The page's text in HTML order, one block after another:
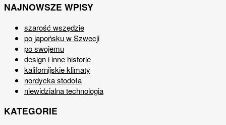
NAJNOWSZE WPISY
szarość wszędzie
po japońsku w Szwecji
po swojemu
design i inne historie
kalifornijskie klimaty
nordycka stodoła
niewidzialna technologia
KATEGORIE